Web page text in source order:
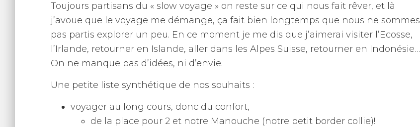
Toujours partisans du « slow voyage » on reste sur ce qui nous fait rêver, et là
j’avoue que le voyage me démange, ça fait bien longtemps que nous ne sommes
pas partis explorer un peu. En ce moment je me dis que j’aimerai visiter l’Ecosse,
l’Irlande, retourner en Islande, aller dans les Alpes Suisse, retourner en Indonésie…
On ne manque pas d’idées, ni d’envie.
Une petite liste synthétique de nos souhaits :
voyager au long cours, donc du confort,
de la place pour 2 et notre Manouche (notre petit border collie)!